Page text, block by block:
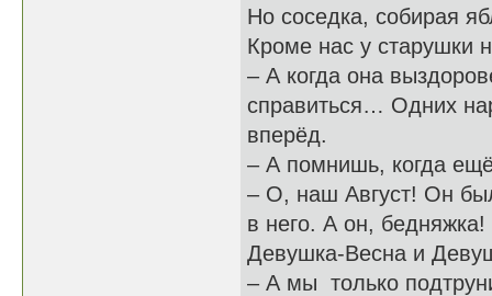
Но соседка, собирая
Кроме нас у старушки
– А когда она
справиться… Одних
вперёд.
– А помнишь, когда
– О, наш Август! Он
в него. А он,
Девушка-Весна и
– А мы только